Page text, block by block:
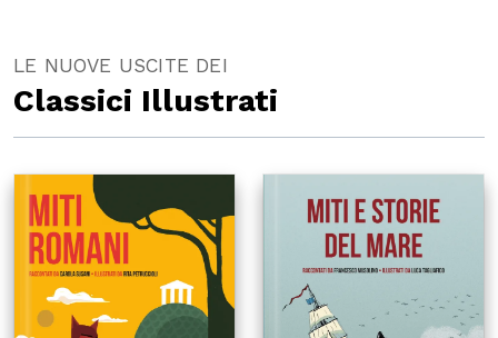
LE NUOVE USCITE DEI
Classici Illustrati